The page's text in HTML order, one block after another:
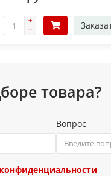
товара?
Вопрос